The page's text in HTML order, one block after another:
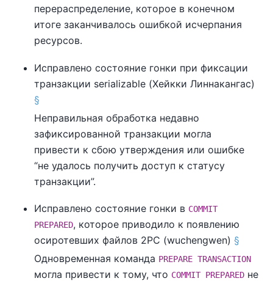
перераспределение, которое в конечном
итоге заканчивалось ошибкой исчерпания
ресурсов.
Исправлено состояние гонки при фиксации
транзакции serializable (Хейкки Линнакангас)
§
Неправильная обработка недавно
зафиксированной транзакции могла
привести к сбою утверждения или ошибке
“не удалось получить доступ к статусу
транзакции”.
Исправлено состояние гонки в COMMIT
PREPARED, которое приводило к появлению
осиротевших файлов 2PC (wuchengwen) §
Одновременная команда PREPARE TRANSACTION
могла привести к тому, что COMMIT PREPARED не